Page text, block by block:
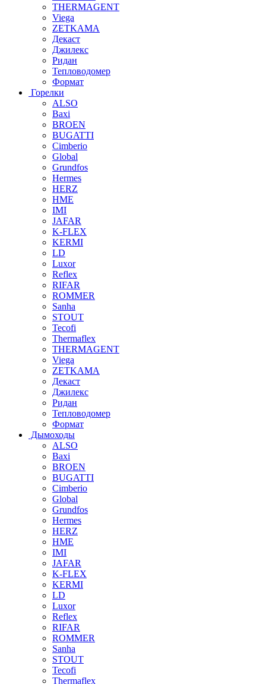
THERMAGENT
Viega
ZETKAMA
Декаст
Джилекс
Ридан
Тепловодомер
Формат
Горелки
ALSO
Baxi
BROEN
BUGATTI
Cimberio
Global
Grundfos
Hermes
HERZ
HME
IMI
JAFAR
K-FLEX
KERMI
LD
Luxor
Reflex
RIFAR
ROMMER
Sanha
STOUT
Tecofi
Thermaflex
THERMAGENT
Viega
ZETKAMA
Декаст
Джилекс
Ридан
Тепловодомер
Формат
Дымоходы
ALSO
Baxi
BROEN
BUGATTI
Cimberio
Global
Grundfos
Hermes
HERZ
HME
IMI
JAFAR
K-FLEX
KERMI
LD
Luxor
Reflex
RIFAR
ROMMER
Sanha
STOUT
Tecofi
Thermaflex